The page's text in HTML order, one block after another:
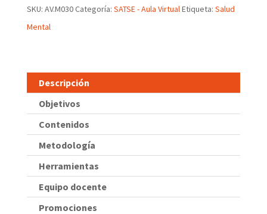
SKU: AV.M030Categoría: SATSE - Aula VirtualEtiqueta: Salud
Mental
Descripción
Objetivos
Contenidos
Metodología
Herramientas
Equipo docente
Promociones